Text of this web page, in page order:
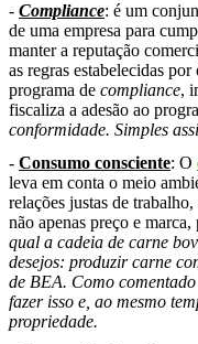
- Compliance: é um
de uma empresa para
manter a reputação
as regras estabelecidas
programa de compliance,
fiscaliza a adesão ao
conformidade. Simples
- Consumo consciente: O
leva em conta o meio
relações justas de
não apenas preço e
qual a cadeia de carne
desejos: produzir carne
de BEA. Como
fazer isso e, ao mesmo
propriedade.